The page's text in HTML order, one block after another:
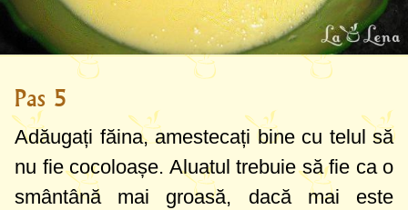
Pas 5
Adăugați făina, amestecați bine cu telul să
nu fie cocoloașe. Aluatul trebuie să fie ca o
smântână mai groasă, dacă mai este